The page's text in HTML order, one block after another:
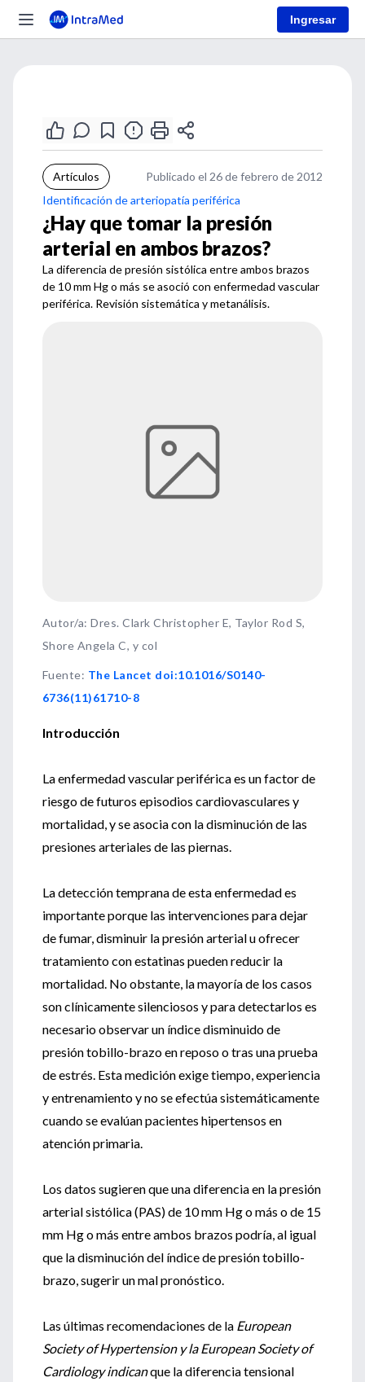
Ingresar
Artículos
Publicado el 26 de febrero de 2012
Identificación de arteriopatía periférica
¿Hay que tomar la presión
arterial en ambos brazos?
La diferencia de presión sistólica entre ambos brazos
de 10 mm Hg o más se asoció con enfermedad vascular
periférica. Revisión sistemática y metanálisis.
Autor/a: Dres. Clark Christopher E, Taylor Rod S,
Shore Angela C, y col
Fuente: The Lancet doi:10.1016/S0140-
6736(11)61710-8
Introducción
La enfermedad vascular periférica es un factor de
riesgo de futuros episodios cardiovasculares y
mortalidad, y se asocia con la disminución de las
presiones arteriales de las piernas.
La detección temprana de esta enfermedad es
importante porque las intervenciones para dejar
de fumar, disminuir la presión arterial u ofrecer
tratamiento con estatinas pueden reducir la
mortalidad. No obstante, la mayoría de los casos
son clínicamente silenciosos y para detectarlos es
necesario observar un índice disminuido de
presión tobillo-brazo en reposo o tras una prueba
de estrés. Esta medición exige tiempo, experiencia
y entrenamiento y no se efectúa sistemáticamente
cuando se evalúan pacientes hipertensos en
atención primaria.
Los datos sugieren que una diferencia en la presión
arterial sistólica (PAS) de 10 mm Hg o más o de 15
mm Hg o más entre ambos brazos podría, al igual
que la disminución del índice de presión tobillo-
brazo, sugerir un mal pronóstico.
Las últimas recomendaciones de la European
Society of Hypertension y la European Society of
Cardiology indicanque la diferencia tensional